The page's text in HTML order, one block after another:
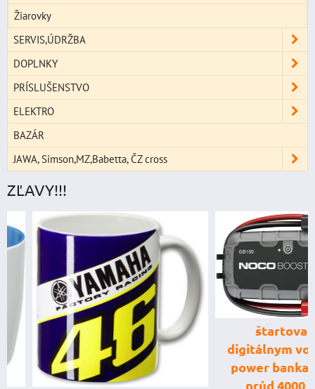
Žiarovky
SERVIS,ÚDRŽBA
DOPLNKY
PRÍSLUŠENSTVO
ELEKTRO
BAZÁR
JAWA, Simson,MZ,Babetta, ČZ cross
ZĽAVY!!!
štartovací
digitálnym
power banka,
prúd 4000 A,